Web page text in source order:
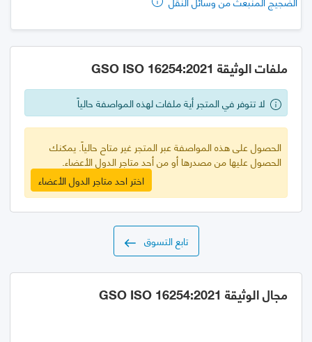
ملفات الوثيقة GSO ISO 16254:2021
لا تتوفر في المتجر أية ملفات لهذه المواصفة حالياً
الحصول على هذه المواصفة عبر المتجر غير متاح حالياً. يمكنك
الحصول عليها من مصدرها أو من أحد متاجر الدول الأعضاء.
اختر احد متاجر الدول الأعضاء
تابع التسوق
مجال الوثيقة GSO ISO 16254:2021